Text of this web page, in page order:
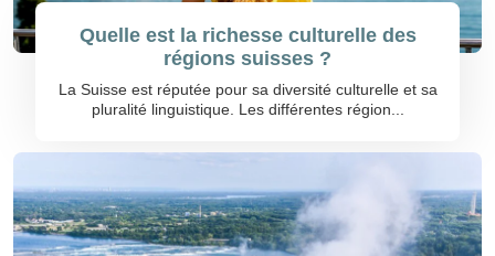
Quelle est la richesse culturelle des
régions suisses ?
La Suisse est réputée pour sa diversité culturelle et sa
pluralité linguistique. Les différentes région...